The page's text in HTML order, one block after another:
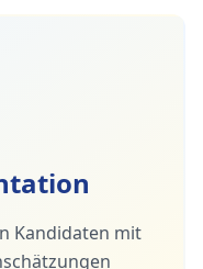
Kandidaten mit